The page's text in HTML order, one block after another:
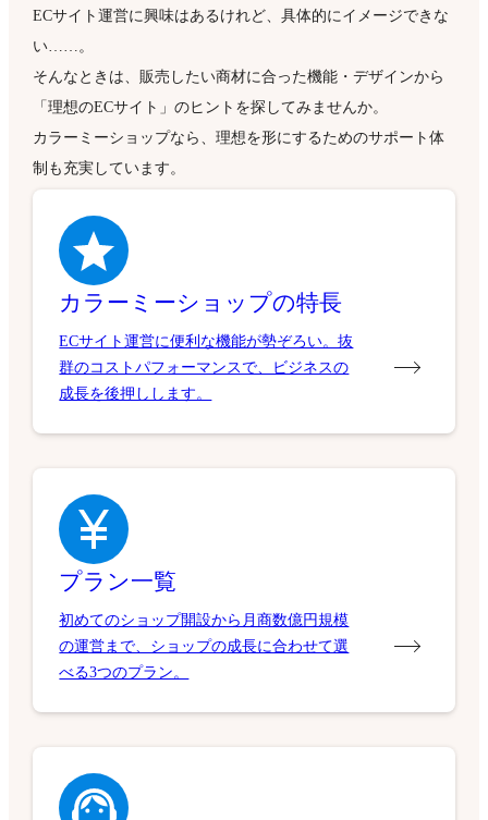
ECサイト運営に興味はあるけれど、具体的にイメージできな
い……。
そんなときは、販売したい商材に合った機能・デザインから
「理想のECサイト」のヒントを探してみませんか。
カラーミーショップなら、理想を形にするためのサポート体
制も充実しています。
カラーミーショップの特長
ECサイト運営に便利な機能が勢ぞろい。抜
群のコストパフォーマンスで、ビジネスの
成長を後押しします。
プラン一覧
初めてのショップ開設から月商数億円規模
の運営まで、ショップの成長に合わせて選
べる3つのプラン。